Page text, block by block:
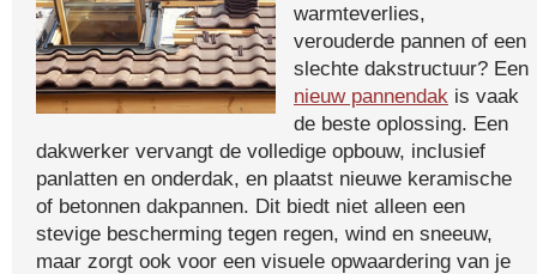
warmteverlies,
verouderde pannen of een
slechte dakstructuur? Een
nieuw pannendak is vaak
de beste oplossing. Een
dakwerker vervangt de volledige opbouw, inclusief
panlatten en onderdak, en plaatst nieuwe keramische
of betonnen dakpannen. Dit biedt niet alleen een
stevige bescherming tegen regen, wind en sneeuw,
maar zorgt ook voor een visuele opwaardering van je